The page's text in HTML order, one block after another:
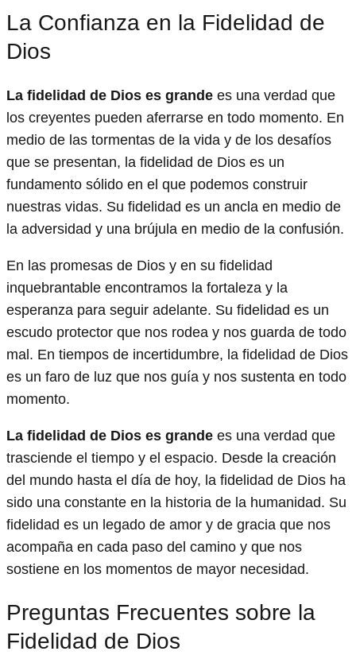
La Confianza en la Fidelidad de
Dios
La fidelidad de Dios es grande es una verdad que
los creyentes pueden aferrarse en todo momento. En
medio de las tormentas de la vida y de los desafíos
que se presentan, la fidelidad de Dios es un
fundamento sólido en el que podemos construir
nuestras vidas. Su fidelidad es un ancla en medio de
la adversidad y una brújula en medio de la confusión.
En las promesas de Dios y en su fidelidad
inquebrantable encontramos la fortaleza y la
esperanza para seguir adelante. Su fidelidad es un
escudo protector que nos rodea y nos guarda de todo
mal. En tiempos de incertidumbre, la fidelidad de Dios
es un faro de luz que nos guía y nos sustenta en todo
momento.
La fidelidad de Dios es grande es una verdad que
trasciende el tiempo y el espacio. Desde la creación
del mundo hasta el día de hoy, la fidelidad de Dios ha
sido una constante en la historia de la humanidad. Su
fidelidad es un legado de amor y de gracia que nos
acompaña en cada paso del camino y que nos
sostiene en los momentos de mayor necesidad.
Preguntas Frecuentes sobre la
Fidelidad de Dios